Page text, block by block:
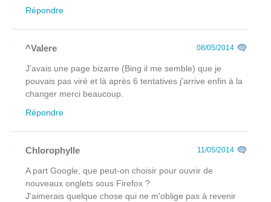
Répondre
^Valere 08/05/2014
J'avais une page bizarre (Bing il me semble) que je
pouvais pas viré et là après 6 tentatives j'arrive enfin à la
changer merci beaucoup.
Répondre
Chlorophylle 11/05/2014
A part Google, que peut-on choisir pour ouvrir de
nouveaux onglets sous Firefox ?
J'aimerais quelque chose qui ne m'oblige pas à revenir